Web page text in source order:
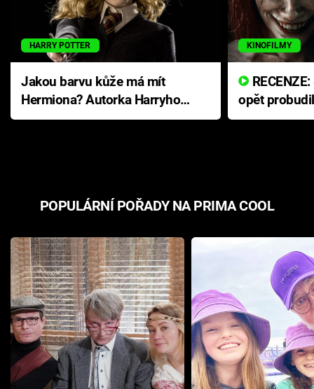
HARRY POTTER
Jakou barvu kůže má mít
Hermiona? Autorka Harryho
Pottera přišla s ráznou
KINOFILMY
opět
přichází s
POPULÁRNÍ POŘADY NA PRIMA COOL